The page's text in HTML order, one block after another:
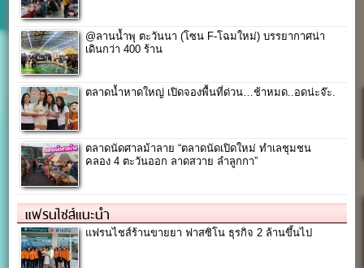
@ลานน้ำพุ ตะวันนา (โซน F-โฉมใหม่) บรรยากาศน่า
เดินกว่า 400 ร้าน
ตลาดน้ำหาดใหญ่ เปิดจองพื้นที่ด่วน…ช้าหมด..อดน่ะจ๊ะ.
ตลาดนัดศาลม้าลาย “ตลาดนัดเปิดใหม่ ทำเลชุมชน
คลอง 4 ตะวันออก ลาดสวาย ลำลูกกา”
แฟรนไชส์แนะนำ
แฟรนไชส์ร้านขายยา ฟาสซิโน ธุรกิจ 2 ล้านขึ้นไป